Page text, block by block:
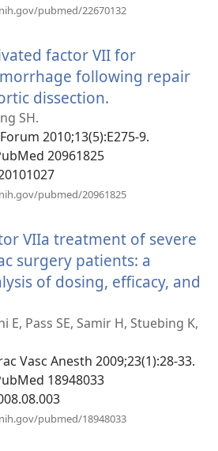
pubmed/22670132
պատուհան)
factor VII for
following repair
dissection.
նոր
SH.
2010;13(5):E275-9.
20961825
pubmed/20961825
պատուհան)
VIIa treatment of severe
surgery patients: a
of dosing, efficacy, and
է
պատուհան)
E, Pass SE, Samir H, Stuebing K,
Vasc Anesth 2009;23(1):28-33.
18948033
pubmed/18948033